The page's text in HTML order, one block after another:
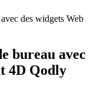
des widgets Web
bureau avec
4D Qodly